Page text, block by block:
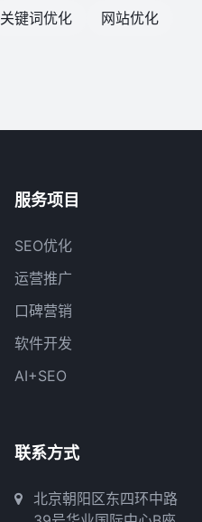
关键词优化
网站优化
服务项目
SEO优化
运营推广
口碑营销
软件开发
AI+SEO
联系方式
北京朝阳区东四环中路